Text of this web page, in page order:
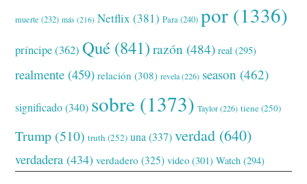
muerte (232) más (216) Netflix (381) Para(240) por (1336)
príncipe(362) Qué (841) razón (484) real (295)
realmente (459) relación (308) revela(226) season (462)
significado(340) sobre (1373) Taylor(226) tiene(250)
Trump (510) truth (252) una (337) verdad (640)
verdadera (434) verdadero (325) video (301) Watch (294)